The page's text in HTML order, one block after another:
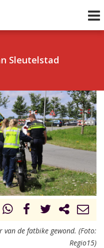
Sleutelstad
0 Volgend uur
de fatbike gewond. (Foto:
Regio15)